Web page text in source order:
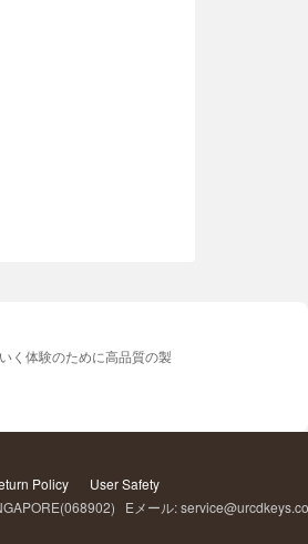
く体験のために高品質の製
Policy
User Safety
Eメール: